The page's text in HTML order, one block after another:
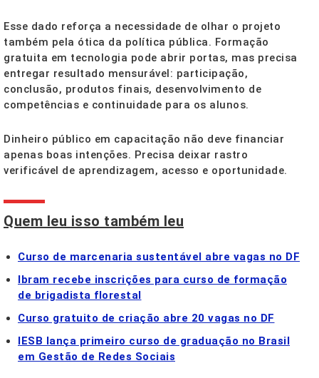
Esse dado reforça a necessidade de olhar o projeto
também pela ótica da política pública. Formação
gratuita em tecnologia pode abrir portas, mas precisa
entregar resultado mensurável: participação,
conclusão, produtos finais, desenvolvimento de
competências e continuidade para os alunos.
Dinheiro público em capacitação não deve financiar
apenas boas intenções. Precisa deixar rastro
verificável de aprendizagem, acesso e oportunidade.
Quem leu isso também leu
Curso de marcenaria sustentável abre vagas no DF
Ibram recebe inscrições para curso de formação
de brigadista florestal
Curso gratuito de criação abre 20 vagas no DF
IESB lança primeiro curso de graduação no Brasil
em Gestão de Redes Sociais